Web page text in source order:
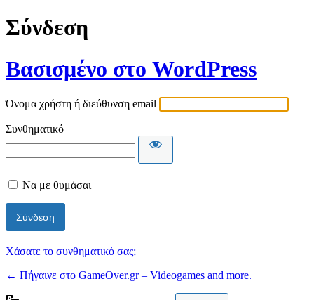
Σύνδεση
Βασισμένο στο WordPress
Όνομα χρήστη ή διεύθυνση email
Συνθηματικό
Να με θυμάσαι
Χάσατε το συνθηματικό σας;
← Πήγαινε στο GameOver.gr – Videogames and more.